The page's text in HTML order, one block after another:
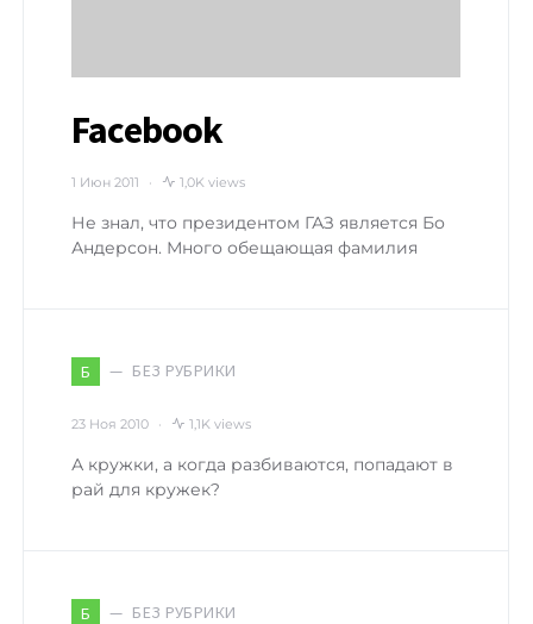
Facebook
1 Июн 2011 1,0K views
Не знал, что президентом ГАЗ является Бо
Андерсон. Много обещающая фамилия
Б БЕЗ РУБРИКИ
23 Ноя 2010 1,1K views
А кружки, а когда разбиваются, попадают в
рай для кружек?
Б БЕЗ РУБРИКИ